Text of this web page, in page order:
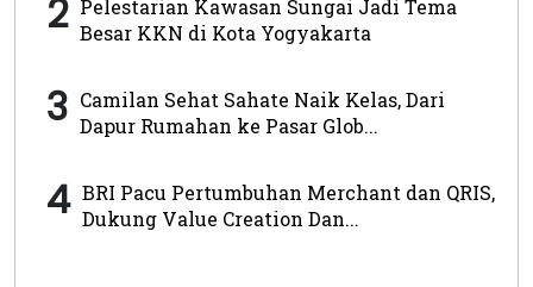
2 Pelestarian Kawasan Sungai Jadi Tema
Besar KKN di Kota Yogyakarta
3 Camilan Sehat Sahate Naik Kelas, Dari
Dapur Rumahan ke Pasar Glob...
4 BRI Pacu Pertumbuhan Merchant dan QRIS,
Dukung Value Creation Dan...